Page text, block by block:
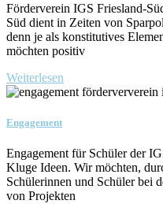
Förderverein IGS Friesland-
Süd dient in Zeiten von
denn je als konstitutives
möchten positiv
Weiterlesen
Engagement
Engagement für Schüler der
Kluge Ideen. Wir möchten,
Schülerinnen und Schüler bei
von Projekten